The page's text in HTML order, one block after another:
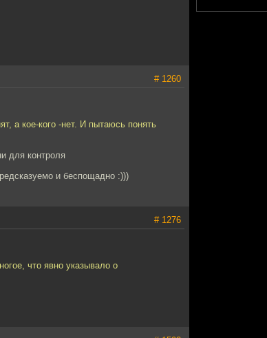
# 1260
а кое-кого -нет. И пытаюсь понять
для контроля
и беспощадно :)))
# 1276
что явно указывало о